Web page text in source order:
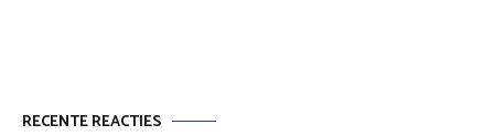
RECENTE REACTIES